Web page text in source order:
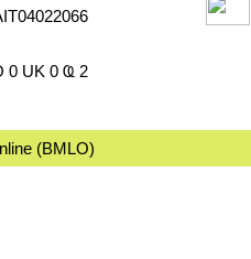
0 UK 0 Ҩ 2
(BMLO)